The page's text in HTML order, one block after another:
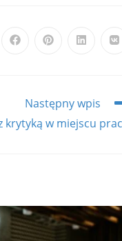
Opens Opens Opens
Następny wpis
krytyką w miejscu